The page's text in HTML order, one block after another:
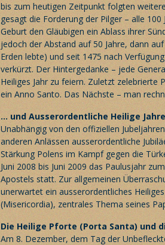
bis zum heutigen Zeitpunkt folgten
gesagt die Forderung der Pilger – alle
Geburt den Gläubigen ein Ablass ihrer
jedoch der Abstand auf 50 Jahre, dann
Erden lebte) und seit 1475 nach
verkürzt. Der Hintergedanke – jede
Heiliges Jahr zu feiern. Zuletzt zelebrierte
ein Anno Santo. Das Nächste – man
… und Ausserordentliche Heilige Jahre
Unabhängig von den offiziellen
anderen Anlässen ausserordentliche
Stärkung Polens im Kampf gegen die
Juni 2008 bis Juni 2009 das Paulusjahr
Apostels statt. Zur allgemeinen
unerwartet ein ausserordentliches
(Misericordia), zentrales Thema seines
Die Heilige Pforte (Porta Santa) und
Am 8. Dezember, dem Tag der